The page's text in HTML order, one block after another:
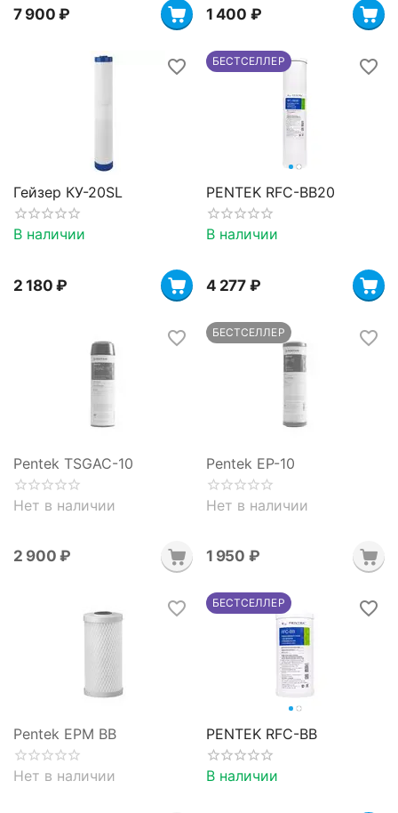
7 900 ₽ 1 400 ₽
Гейзер КУ-20SL
В наличии
2 180 ₽
БЕСТСЕЛЛЕР
PENTEK RFC-BB20
В наличии
4 277 ₽
Pentek TSGAC-10
Нет в наличии
2 900 ₽
БЕСТСЕЛЛЕР
Pentek EP-10
Нет в наличии
1 950 ₽
Pentek EPM BB
Нет в наличии
БЕСТСЕЛЛЕР
PENTEK RFC-BB
В наличии